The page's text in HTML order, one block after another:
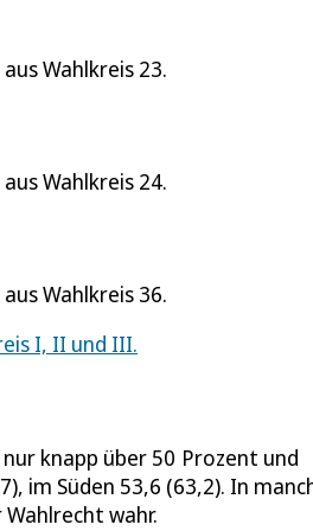
Wahlkreis 23.
Wahlkreis 24.
Wahlkreis 36.
I, II und III.
knapp über 50 Prozent und
im Süden 53,6 (63,2). In
wahr.